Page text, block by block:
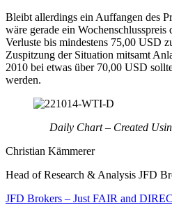
Bleibt allerdings ein Auffangen des
wäre gerade ein
Verluste bis mindestens 75,00 USD
Zuspitzung der Situation mitsamt
2010 bei etwas über 70,00 USD
werden.
Daily Chart – Created
Christian Kämmerer
Head of Research & Analysis JFD
JFD Brokers – Just FAIR and